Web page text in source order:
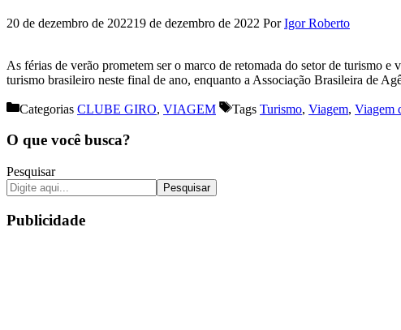
20 de dezembro de 202219 de dezembro de 2022 PorIgor Roberto
As férias de verão prometem ser o marco de retomada do setor de turismo
turismo brasileiro neste final de ano, enquanto a Associação Brasileira de
Categorias CLUBE GIRO, VIAGEM Tags Turismo, Viagem, Viagem
O que você busca?
Pesquisar
Pesquisar
Publicidade